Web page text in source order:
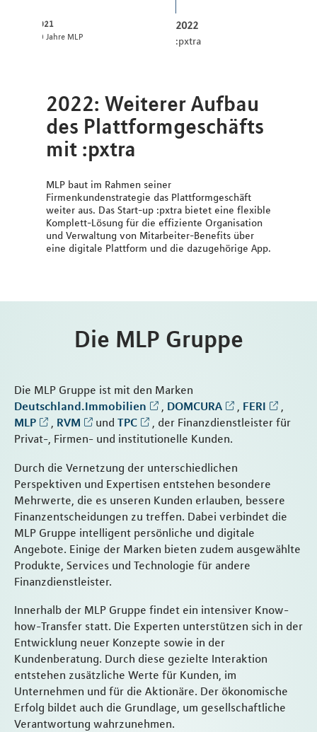
2021
50 Jahre MLP
2022
:pxtra
2022: Weiterer Aufbau
des Plattformgeschäfts
mit :pxtra
MLP baut im Rahmen seiner
Firmenkundenstrategie das Plattformgeschäft
weiter aus. Das Start-up :pxtra bietet eine flexible
Komplett-Lösung für die effiziente Organisation
und Verwaltung von Mitarbeiter-Benefits über
eine digitale Plattform und die dazugehörige App.
Die MLP Gruppe
Die MLP Gruppe ist mit den Marken
Deutschland.Immobilien
DOMCURA FERI
MLP
RVM und TPC
, der Finanzdienstleister für
Privat-, Firmen- und institutionelle Kunden.
Durch die Vernetzung der unterschiedlichen
Perspektiven und Expertisen entstehen besondere
Mehrwerte, die es unseren Kunden erlauben, bessere
Finanzentscheidungen zu treffen. Dabei verbindet die
MLP Gruppe intelligent persönliche und digitale
Angebote. Einige der Marken bieten zudem ausgewählte
Produkte, Services und Technologie für andere
Finanzdienstleister.
Innerhalb der MLP Gruppe findet ein intensiver Know-
how-Transfer statt. Die Experten unterstützen sich in der
Entwicklung neuer Konzepte sowie in der
Kundenberatung. Durch diese gezielte Interaktion
entstehen zusätzliche Werte für Kunden, im
Unternehmen und für die Aktionäre. Der ökonomische
Erfolg bildet auch die Grundlage, um gesellschaftliche
Verantwortung wahrzunehmen.